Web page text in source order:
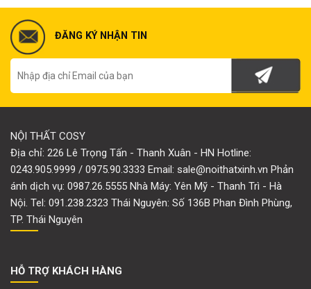
ĐĂNG KÝ NHẬN TIN
NỘI THẤT COSY
Địa chỉ: 226 Lê Trọng Tấn - Thanh Xuân - HN Hotline:
0243.905.9999 / 0975.90.3333 Email: sale@noithatxinh.vn Phản
ánh dịch vụ: 0987.26.5555 Nhà Máy: Yên Mỹ - Thanh Trì - Hà
Nội. Tel: 091.238.2323 Thái Nguyên: Số 136B Phan Đình Phùng,
TP. Thái Nguyên
HỖ TRỢ KHÁCH HÀNG